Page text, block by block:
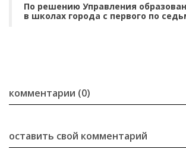
По решению Управления
в школах города с первого по
комментарии (0)
оставить свой комментарий